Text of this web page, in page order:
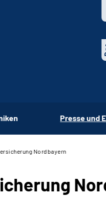
Presse und
Nordbayern